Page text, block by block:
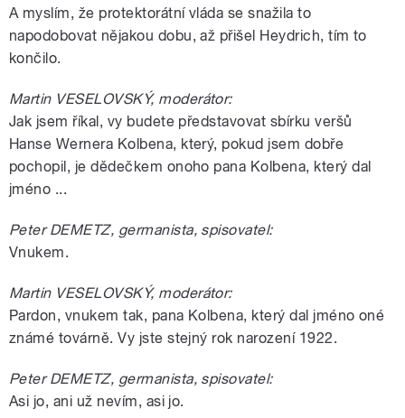
A myslím, že protektorátní vláda se snažila to
napodobovat nějakou dobu, až přišel Heydrich, tím to
končilo.
Martin VESELOVSKÝ, moderátor:
Jak jsem říkal, vy budete představovat sbírku veršů
Hanse Wernera Kolbena, který, pokud jsem dobře
pochopil, je dědečkem onoho pana Kolbena, který dal
jméno ...
Peter DEMETZ, germanista, spisovatel:
Vnukem.
Martin VESELOVSKÝ, moderátor:
Pardon, vnukem tak, pana Kolbena, který dal jméno oné
známé továrně. Vy jste stejný rok narození 1922.
Peter DEMETZ, germanista, spisovatel:
Asi jo, ani už nevím, asi jo.